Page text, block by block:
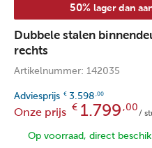
50% lager dan
Dubbele stalen
rechts
Artikelnummer: 142035
Adviesprijs € 3.598 ,00
Onze prijs € 1.799 ,00
/
Op voorraad, direct